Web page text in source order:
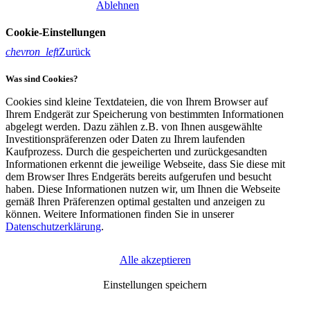
Ablehnen
Cookie-Einstellungen
chevron_leftZurück
Was sind Cookies?
Cookies sind kleine Textdateien, die von Ihrem Browser auf
Ihrem Endgerät zur Speicherung von bestimmten Informationen
abgelegt werden. Dazu zählen z.B. von Ihnen ausgewählte
Investitionspräferenzen oder Daten zu Ihrem laufenden
Kaufprozess. Durch die gespeicherten und zurückgesandten
Informationen erkennt die jeweilige Webseite, dass Sie diese mit
dem Browser Ihres Endgeräts bereits aufgerufen und besucht
haben. Diese Informationen nutzen wir, um Ihnen die Webseite
gemäß Ihren Präferenzen optimal gestalten und anzeigen zu
können. Weitere Informationen finden Sie in unserer
Datenschutzerklärung.
Erforderliche Cookies(Klick für Info)
Einstellungen speichern
Alle akzeptieren